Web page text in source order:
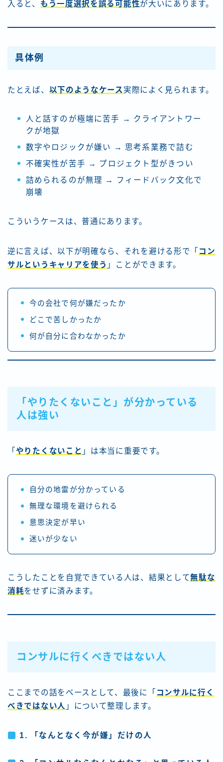
入ると、 もう一度選択を誤る可能性が大いにあります。
具体例
たとえば、 以下のようなケース 実際によく見られます。
人と話すのが極端に苦手 → クライアントワー
クが地獄
数字やロジックが嫌い → 思考系業務で詰む
不確実性が苦手 → プロジェクト型がきつい
詰められるのが無理 → フィードバック文化で
崩壊
こういうケースは、普通にあります。
逆に言えば、以下が明確なら、それを避ける形で「 コン
サルというキャリアを使う 」ことができます。
今の会社で何が嫌だったか
どこで苦しかったか
何が自分に合わなかったか
「やりたくないこと」が分かっている
人は強い
「 やりたくないこと 」は本当に重要です。
自分の地雷が分かっている
無理な環境を避けられる
意思決定が早い
迷いが少ない
こうしたことを自覚できている人は、結果として無駄な
消耗をせずに済みます。
コンサルに行くべきではない人
ここまでの話をベースとして、最後に「 コンサルに行く
べきではない人 」について整理します。
1. 「なんとなく今が嫌」だけの人